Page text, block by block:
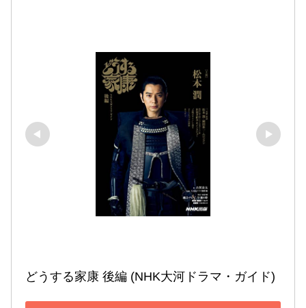
どうする家康 後編 (NHK大河ドラマ・ガイド)